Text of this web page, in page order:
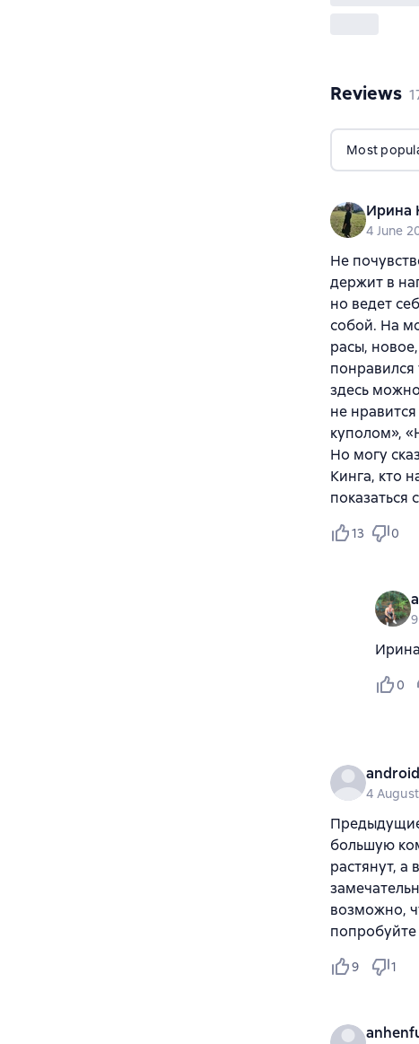
Reviews
Most
Ирина
4 June
Не
держит в
но ведет
собой. На
расы,
здесь
не
куполом»,
Но могу
Кинга, кто
13 0
0
4
большую
растянут, а
возможно,
попробуйте
9 1